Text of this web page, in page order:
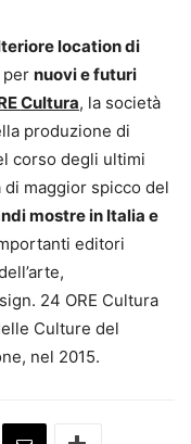
location di
per nuovi e futuri
Cultura, la società
produzione di
corso degli ultimi
di maggior spicco del
mostre in Italia e
editori
24 ORE Cultura
Culture del
nel 2015.